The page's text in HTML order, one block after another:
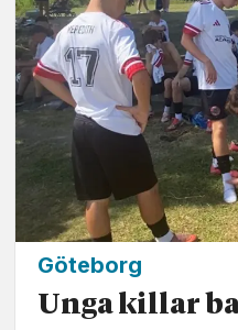
Göteborg
Unga killar